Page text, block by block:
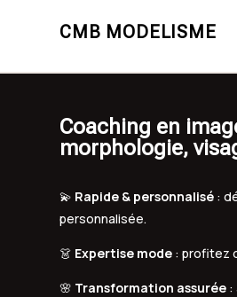
CMB MODELISME
Coaching en
morphologie,
💫 Rapide & personnalisé :
personnalisée.
👗 Expertise mode : profitez
🌸 Transformation assurée :